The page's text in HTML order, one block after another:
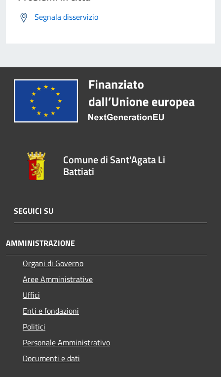
Segnala disservizio
Comune di Sant'Agata Li
Battiati
SEGUICI SU
AMMINISTRAZIONE
Organi di Governo
Aree Amministrative
Uffici
Enti e fondazioni
Politici
Personale Amministrativo
Documenti e dati